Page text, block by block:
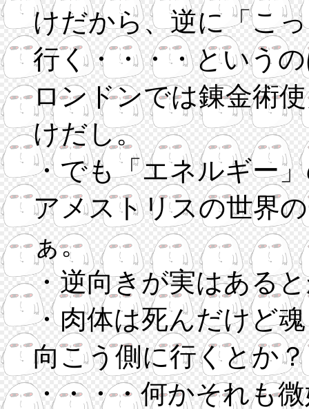
けだから、逆に「こ
行く・・・・という
ロンドンでは錬金術
けだし。
・でも「エネルギー
アメストリスの世界
ぁ。
・逆向きが実はある
・肉体は死んだけど
向こう側に行くとか？
・・・・何かそれも